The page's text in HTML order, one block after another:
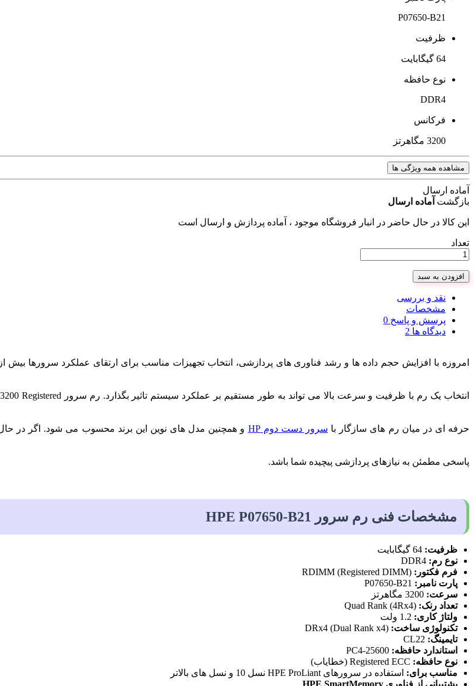
P07650-B21
ظرفیت
64 گیگابایت
نوع حافظه
DDR4
فرکانس
3200 مگاهرتز
مشاهده همه ویژگی ها
آماده ارسال
بازگشت آماده ارسال
این کالا در حال حاضر در انبار فروشگاه موجود ، آماده پردازش و ارسال است
تعداد
افزودن به سبد
نقد و بررسی
مشخصات
پرسش و پاسخ
دیدگاه ها
امروزه با افزایش حجم داده ها و رشد فناوری های پردازشی، انتخاب تجهیزات مناسب برای ارتقای عملکرد سرورها بیش
حرفه ای در میان رم های سازگار با سرور دست دوم HP و همچنین مدل های نوین این برند محسوب می شود. اگر در
پاسخی مطمئن به نیازهای پردازشی پیچیده شما باشد.
مشخصات فنی رم سرور HPE P07650-B21
ظرفیت:
نوع رم:
فرم فکتور:
پارت نامبر:
سرعت:
تعداد رنک:
ولتاژ کاری:
تکنولوژی ساخت:
تایمینگ:
استاندارد حافظه:
نوع حافظه:
مناسب برای: استفاده در سرورهای HPE ProLiant نسل 10 و نسل های بالاتر